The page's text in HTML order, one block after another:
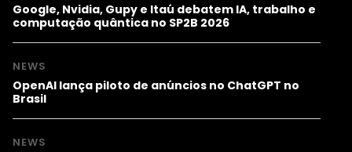
Google, Nvidia, Gupy e Itaú debatem IA, trabalho e
computação quântica no SP2B 2026
NEWS
OpenAI lança piloto de anúncios no ChatGPT no
Brasil
NEWS